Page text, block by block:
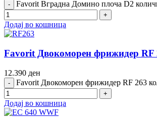
Favorit Вградна Домино плоча D2
Додај во кошница
Favorit Двокоморен фрижидер RF
12.390 ден
Favorit Двокоморен фрижидер RF 263
Додај во кошница